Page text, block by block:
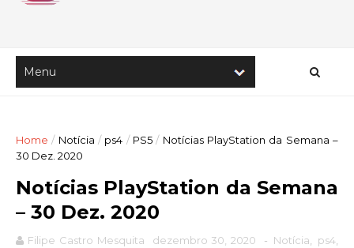
Home / Notícia / ps4 / PS5 / Notícias PlayStation da Semana –
30 Dez. 2020
Notícias PlayStation da Semana
– 30 Dez. 2020
Filipe Castro Mesquita dezembro 30, 2020 - Notícia ps4